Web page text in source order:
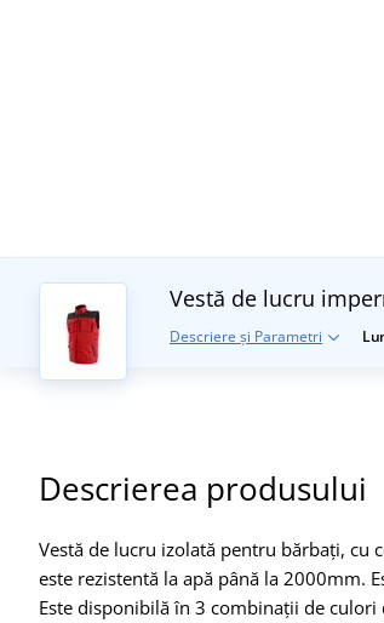
Vestă de lucru
Descriere și Parametri
Descrierea produsului
Vestă de lucru izolată pentru bărbați, cu
este rezistentă la apă până la 2000mm.
Este disponibilă în 3 combinații de culori